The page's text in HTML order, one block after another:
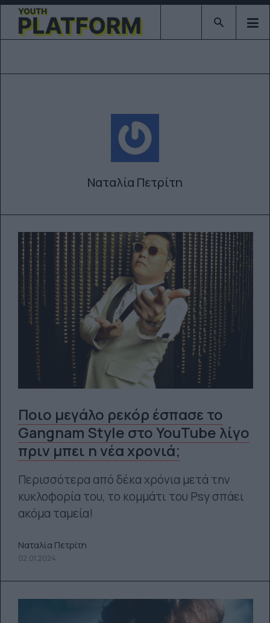
Type 2 or
Ναταλία Πετρίτη
Ποιο μεγάλο ρεκόρ έσπασε το
Gangnam Style στο YouTube λίγο
πριν μπει η νέα χρονιά;
Περισσότερα από δέκα χρόνια μετά την
κυκλοφορία του, το κομμάτι του Psy σπάει
ακόμα ταμεία!
Ναταλία Πετρίτη
02.01.2024